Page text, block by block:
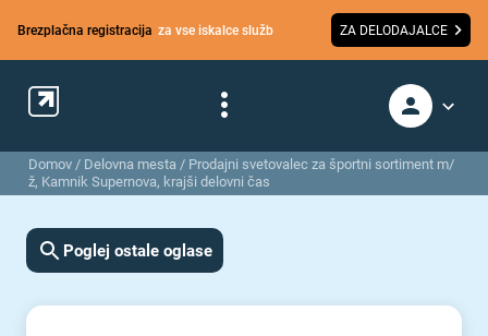
Brezplačna registracija za vse iskalce služb ZA DELODAJALCE
Domov / Delovna mesta / Prodajni svetovalec za športni sortiment m/
ž, Kamnik Supernova, krajši delovni čas
Poglej ostale oglase